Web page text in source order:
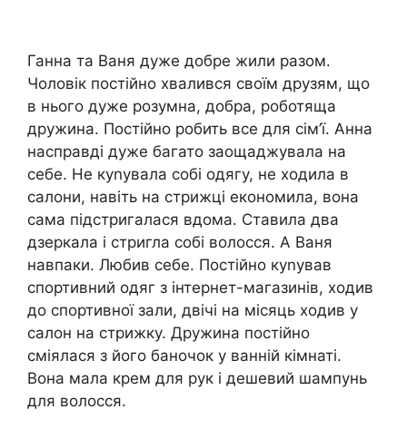
Ганна та Ваня дуже добре жили разом.
Чоловік постійно хвалився своїм друзям, що
в нього дуже розумна, добра, роботяща
дружина. Постійно робить все для сім’ї. Анна
насправді дуже багато заощаджувала на
себе. Не куnувала собі одягу, не ходила в
салони, навіть на стрижці економила, вона
сама підстригалася вдома. Ставила два
дзеркала і стригла собі волосся. А Ваня
навпаки. Любив себе. Постійно куnував
спортивний одяг з інтернет-магазинів, ходив
до спортивної зали, двічі на місяць ходив у
салон на стрижку. Дружина постійно
сміялася з його баночок у ванній кімнаті.
Вона мала крем для рук і дешевий шампунь
для волосся.